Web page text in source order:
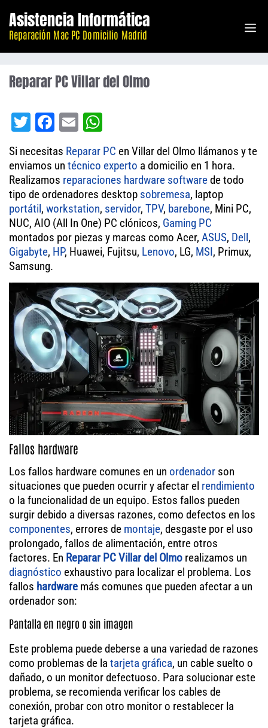
contenido
Asistencia Informática
Reparación Mac PC Domicilio Madrid
Reparar PC Villar del Olmo
T
tt
er
Fa
ce
bo
ok
E
ail
ha
ts
A
pp
Si necesitas Reparar PC en Villar del Olmo llámanos y te
enviamos un técnico experto a domicilio en 1 hora.
Realizamos reparaciones hardware softwarede todo
tipo de ordenadores desktop sobremesa, laptop
portátil, workstation, servidor, TPV, barebone, Mini PC,
NUC, AIO (All In One) PC clónicos, Gaming PC
montados por piezas y marcas como Acer, ASUS, Dell,
Gigabyte, HP, Huawei, Fujitsu, Lenovo, LG, MSI, Primux,
Samsung.
Fallos hardware
Los fallos hardware comunes en un ordenador son
situaciones que pueden ocurrir y afectar el rendimiento
o la funcionalidad de un equipo. Estos fallos pueden
surgir debido a diversas razones, como defectos en los
componentes, errores de montaje, desgaste por el uso
prolongado, fallos de alimentación, entre otros
factores. En Reparar PC Villar del Olmo realizamos un
diagnóstico exhaustivo para localizar el problema. Los
fallos hardware más comunes que pueden afectar a un
ordenador son:
Pantalla en negro o sin imagen
Este problema puede deberse a una variedad de razones
como problemas de la tarjeta gráfica, un cable suelto o
dañado, o un monitor defectuoso. Para solucionar este
problema, se recomienda verificar los cables de
conexión, probar con otro monitor o restablecer la
tarjeta gráfica.